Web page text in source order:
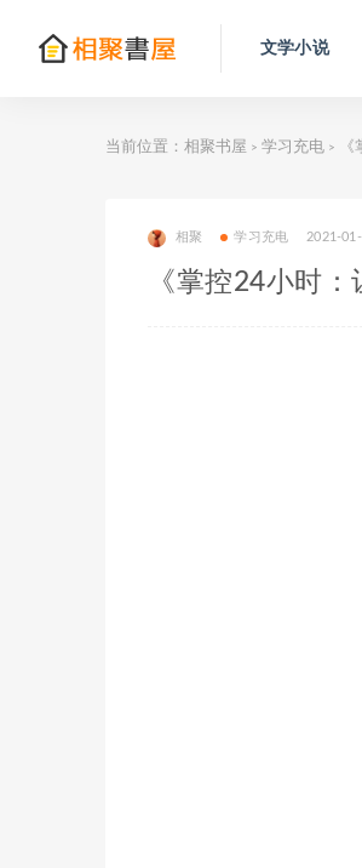
文学小说
当前位置： 相聚书屋 > 学习充电 > 《
相聚 学习充电 2021-
《掌控24小时